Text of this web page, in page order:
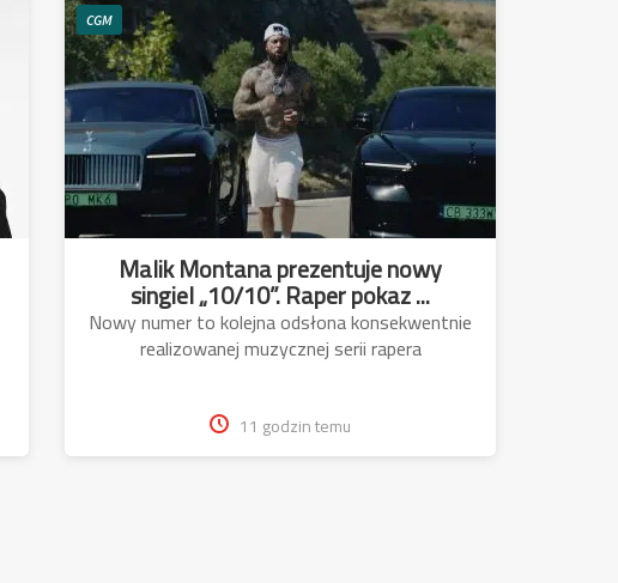
CGM
Malik Montana prezentuje nowy
singiel „10/10”. Raper pokaz ...
Nowy numer to kolejna odsłona konsekwentnie
realizowanej muzycznej serii rapera
11 godzin temu